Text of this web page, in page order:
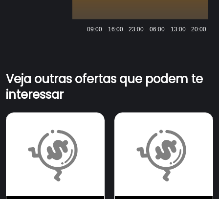
09:00 16:00 23:00 06:00 13:00 20:00
Veja outras ofertas que podem te
interessar